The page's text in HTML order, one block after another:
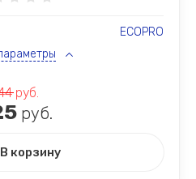
ECOPRO
руб.
руб.
В корзину